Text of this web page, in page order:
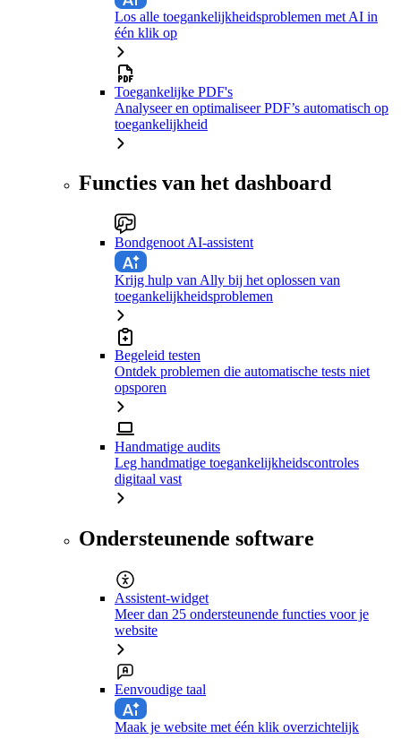
Los alle toegankelijkheidsproblemen met AI in
één klik op
Toegankelijke PDF's
Analyseer en optimaliseer PDF’s automatisch op
toegankelijkheid
Functies van het dashboard
Bondgenoot AI-assistent
Krijg hulp van Ally bij het oplossen van
toegankelijkheidsproblemen
Begeleid testen
Ontdek problemen die automatische tests niet
opsporen
Handmatige audits
Leg handmatige toegankelijkheidscontroles
digitaal vast
Ondersteunende software
Assistent-widget
Meer dan 25 ondersteunende functies voor je
website
Eenvoudige taal
Maak je website met één klik overzichtelijk